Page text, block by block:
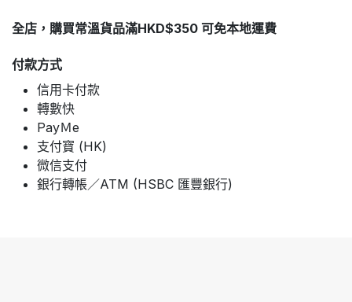
全店，購買常溫貨品滿HKD$350 可免本地運費
付款方式
信用卡付款
轉數快
PayＭe
支付寶 (HK)
微信支付
銀行轉帳／ATM (HSBC 匯豐銀行)